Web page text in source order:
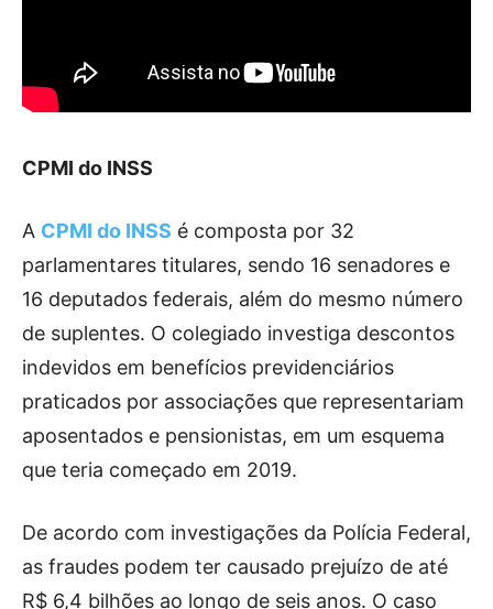
CPMI do INSS
A CPMI do INSS é composta por 32
parlamentares titulares, sendo 16 senadores e
16 deputados federais, além do mesmo número
de suplentes. O colegiado investiga descontos
indevidos em benefícios previdenciários
praticados por associações que representariam
aposentados e pensionistas, em um esquema
que teria começado em 2019.
De acordo com investigações da Polícia Federal,
as fraudes podem ter causado prejuízo de até
R$ 6,4 bilhões ao longo de seis anos. O caso